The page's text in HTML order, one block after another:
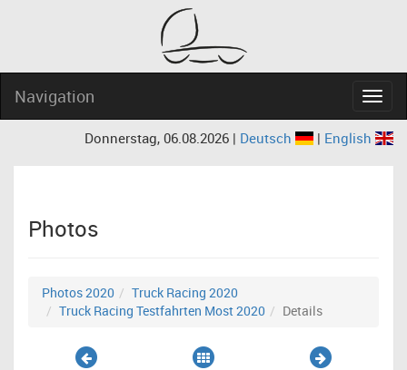
Navigation
Donnerstag, 06.08.2026 | Deutsch | English
Photos
Photos 2020
Truck Racing 2020
Truck Racing Testfahrten Most 2020
Details